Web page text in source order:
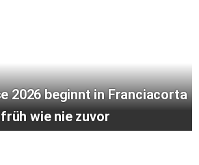
2026 beginnt in Franciacorta
wie nie zuvor